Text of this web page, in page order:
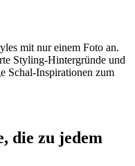
mit nur einem Foto an.
Styling-Hintergründe und
Schal-Inspirationen zum
die zu jedem